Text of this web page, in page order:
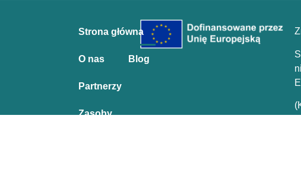
Strona główna
O nas Blog
Partnerzy
Zasoby